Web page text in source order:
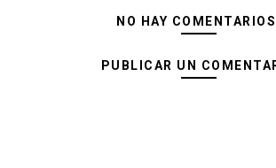
NO HAY
PUBLICAR UN